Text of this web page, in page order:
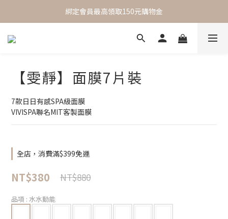
One Day One Masking  極簡保養｜極致呵護
綁定會員最高領取150元購物金
One Day One Masking  極簡保養｜極致呵護
【雯靜】面膜7片裝
7款日日有感SPA級面膜
VIVISPA聯名MIT客製面膜
全店，消費滿$399免運
NT$380 NT$880
品項 : 水水動能